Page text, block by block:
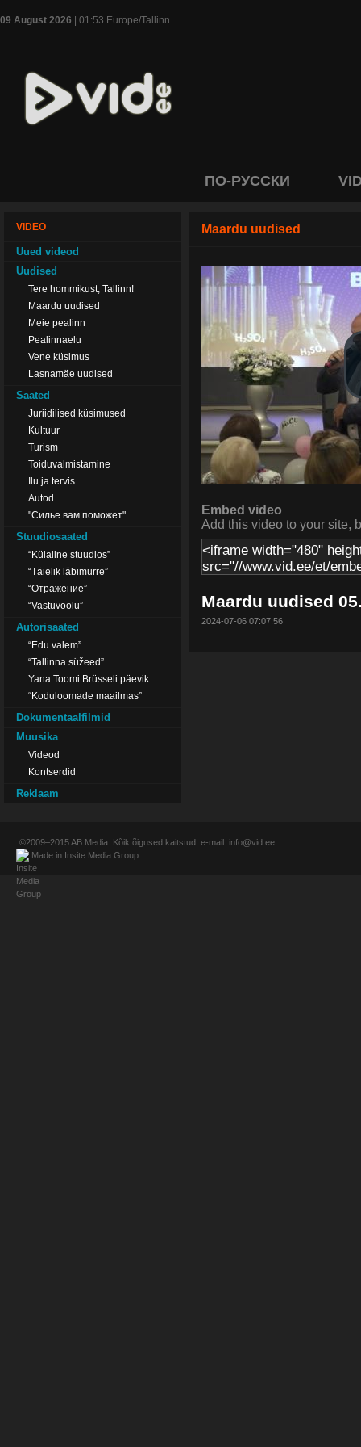
09 August 2026 | 01:53 Europe/Tallinn
ПО-РУССКИ
VIDEO
Uued videod
Uudised
Tere hommikust, Tallinn!
Maardu uudised
Meie pealinn
Pealinnaelu
Vene küsimus
Lasnamäe uudised
Saated
Juriidilised küsimused
Kultuur
Turism
Toiduvalmistamine
Ilu ja tervis
Autod
"Силье вам поможет"
Stuudiosaated
“Külaline stuudios”
“Täielik läbimurre”
“Отражение”
“Vastuvoolu”
Autorisaated
“Edu valem”
“Tallinna süžeed”
Yana Toomi Brüsseli päevik
“Koduloomade maailmas”
Dokumentaalfilmid
Muusika
Videod
Kontserdid
Reklaam
Maardu uudised
Embed video
Add this video to your site,
Maardu uudised
2024-07-06 07:07:56
©2009–2015AB Media . Kõik õigused kaitstud. e-mail: info@vid.ee
Made in Insite Media Group